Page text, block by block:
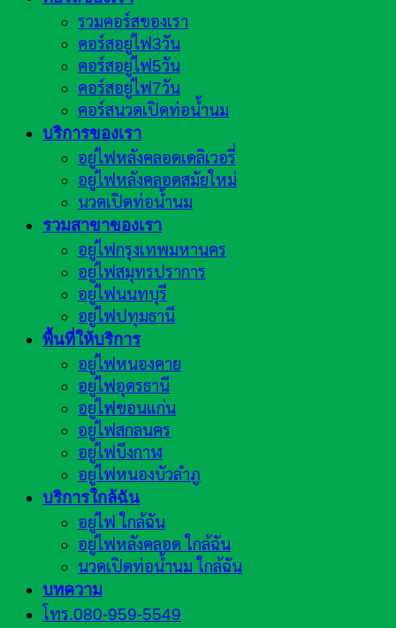
รวมคอร์สของเรา
คอร์สอยู่ไฟ3วัน
คอร์สอยู่ไฟ5วัน
คอร์สอยู่ไฟ7วัน
คอร์สนวดเปิดท่อน้ำนม
บริการของเรา
อยู่ไฟหลังคลอดเดลิเวอรี่
อยู่ไฟหลังคลอดสมัยใหม่
นวดเปิดท่อน้ำนม
รวมสาขาของเรา
อยู่ไฟกรุงเทพมหานคร
อยู่ไฟสมุทรปราการ
อยู่ไฟนนทบุรี
อยู่ไฟปทุมธานี
พื้นที่ให้บริการ
อยู่ไฟหนองคาย
อยู่ไฟอุดรธานี
อยู่ไฟขอนแก่น
อยู่ไฟสกลนคร
อยู่ไฟบึงกาฬ
อยู่ไฟหนองบัวลำภู
บริการใกล้ฉัน
อยู่ไฟ ใกล้ฉัน
อยู่ไฟหลังคลอด ใกล้ฉัน
นวดเปิดท่อน้ำนม ใกล้ฉัน
บทความ
โทร.080-959-5549